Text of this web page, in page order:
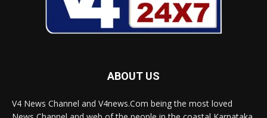
ABOUT US
V4 News Channel and V4news.Com being the most loved